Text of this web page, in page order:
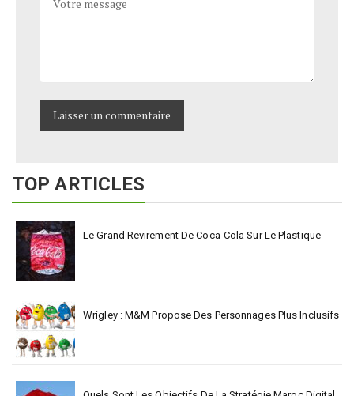
TOP ARTICLES
Le Grand Revirement De Coca-Cola Sur Le Plastique
Wrigley : M&M Propose Des Personnages Plus Inclusifs